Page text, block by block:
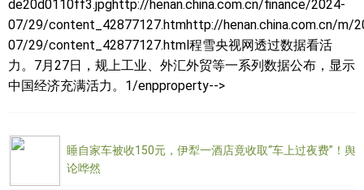
de20d0110ff3.jpghttp://henan.china.com.cn/finance/2024-
07/29/content_42877127.htmhttp://henan.china.com.cn/m/
07/29/content_42877127.html程雪央视网透过数据看活
力。7月27日，规上工业、外汇外贸等一系列数据公布，显示
中国经济充满活力。1/enpproperty-->
睡自家车被收150元，伊犁一酒店竟收取“车上过夜费”！舆
论哗然